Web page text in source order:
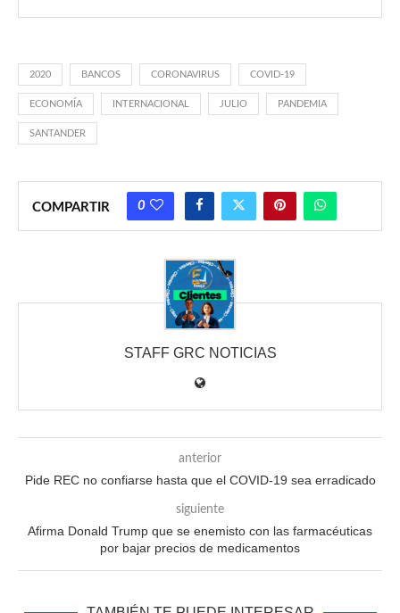
2020 BANCOS CORONAVIRUS COVID-19
ECONOMÍA INTERNACIONAL JULIO PANDEMIA
SANTANDER
COMPARTIR 0
STAFF GRC NOTICIAS
anterior
Pide REC no confiarse hasta que el COVID-19 sea erradicado
siguiente
Afirma Donald Trump que se enemisto con las farmacéuticas
por bajar precios de medicamentos